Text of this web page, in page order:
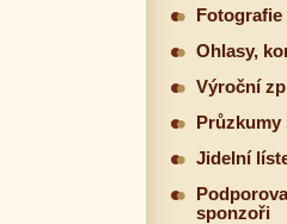
Fotografie
Ohlasy,
Výroční
Jidelní
sponzoři